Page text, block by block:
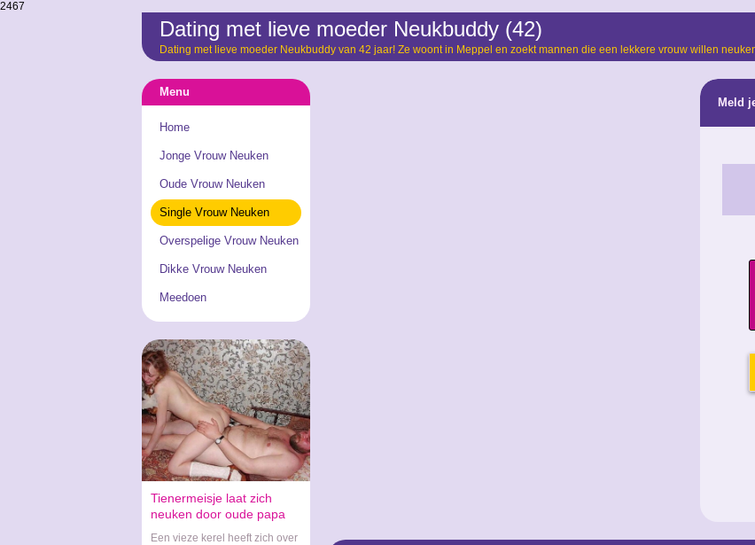
2467
Dating met lieve moeder Neukbuddy (42)
Dating met lieve moeder Neukbuddy van 42 jaar! Ze woont in Meppel en zoekt mannen die een lekkere vrouw willen
Menu
Home
Jonge Vrouw Neuken
Oude Vrouw Neuken
Single Vrouw Neuken
Overspelige Vrouw Neuken
Dikke Vrouw Neuken
Meedoen
Tienermeisje laat zich
neuken door oude papa
Een vieze kerel heeft zich over
Meld